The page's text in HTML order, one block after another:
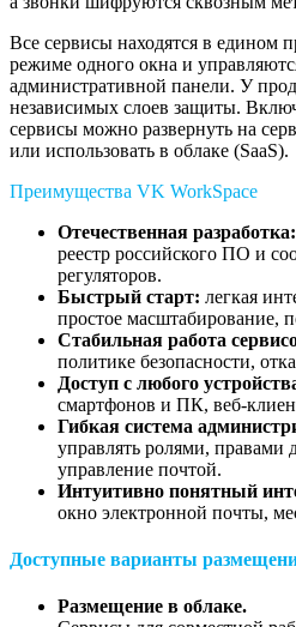
Все сервисы находятся в едином
режиме одного окна и
административной панели. У
независимых слоев защиты.
сервисы можно развернуть на
или использовать в облаке (SaaS).
Преимущества VK WorkSpace
Отечественная разработка:
реестр российского ПО и
регуляторов.
Быстрый старт: легкая
простое масштабирование,
Стабильная работа
политике безопасности,
Доступ с любого
смартфонов и ПК, веб-
Гибкая система
управлять ролями, правами
управление почтой.
Интуитивно понятный
окно электронной почты,
Доступные варианты
Размещение в облаке.